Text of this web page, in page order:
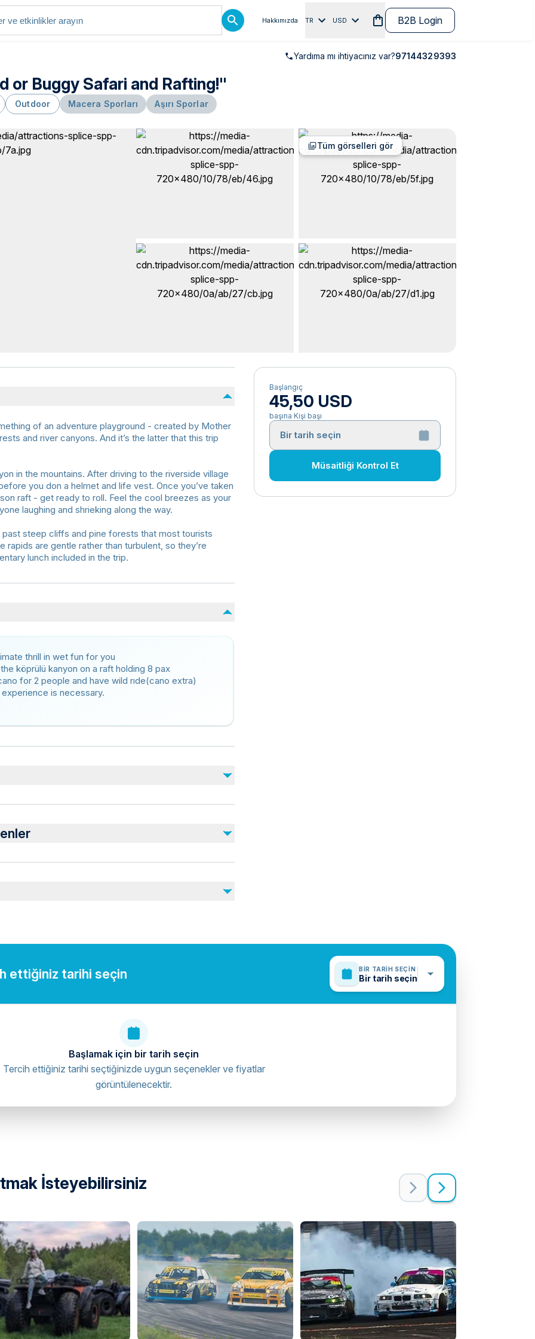
Hakkımızda TR USD B2B Login
Yardıma mı ihtiyacınız var?97144329393
or Buggy Safari and Rafting!"
Outdoor Macera Sporları Aşırı Sporlar
Tüm görselleri gör
Başlangıç
45,50 USD
başına Kişi başı
Bir tarih seçin
Müsaitliği Kontrol Et
of an adventure playground - created by Mother
and river canyons. And it’s the latter that this trip
in the mountains. After driving to the riverside village
you don a helmet and life vest. Once you’ve taken
raft - get ready to roll. Feel the cool breezes as your
laughing and shrieking along the way.
past steep cliffs and pine forests that most tourists
rapids are gentle rather than turbulent, so they’re
lunch included in the trip.
thrill in wet fun for you
köprülü kanyon on a raft holding 8 pax
for 2 people and have wild rıde(cano extra)
is necessary.
Dahil Değil
ettiğiniz tarihi seçin BIR TARIH SEÇIN
Bir tarih seçin
Başlamak için bir tarih seçin
Tercih ettiğiniz tarihi seçtiğinizde uygun seçenekler ve fiyatlar
görüntülenecektir.
İsteyebilirsiniz